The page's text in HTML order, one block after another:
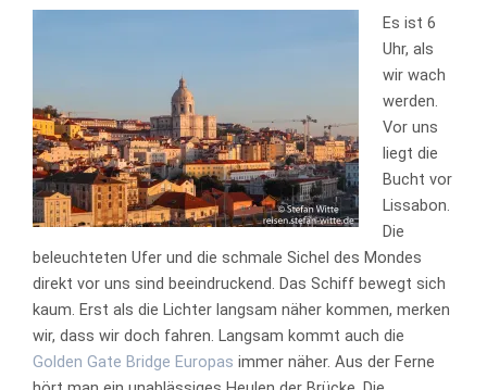
Es ist 6
Uhr, als
wir wach
werden.
Vor uns
liegt die
Bucht vor
Lissabon.
Die
beleuchteten Ufer und die schmale Sichel des Mondes
direkt vor uns sind beeindruckend. Das Schiff bewegt sich
kaum. Erst als die Lichter langsam näher kommen, merken
wir, dass wir doch fahren. Langsam kommt auch die
Golden Gate Bridge Europas immer näher. Aus der Ferne